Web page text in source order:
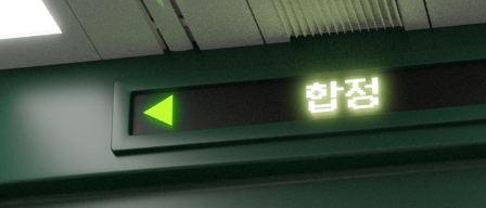
블렌더 아티스트